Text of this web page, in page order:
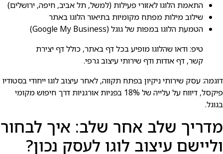
התאמת הלוגו לאזורי פעילות (למשל, תל אביב, חיפה, ירושלים)
שילוב מילות מפתח מקומיות בתיאור הלוגו באתר
הטמעת הלוגו במפות של גוגל (Google My Business)
טיפ: ודאו שהלוגו מופיע בכל דף באתר, כולל דף יצירת
קשר, דף אודות ודף שירותי עיצוב גרפי.
דוגמה: עסק שירותי ניקיון בפתח תקווה, לאחר עיצוב לוגו ייחודי בסטודיו
פיקסל, דיווח על עלייה של 18% בפניות אורגניות דרך חיפוש מקומי
בגוגל.
מדריך שלב אחר שלב: איך לבחור
וליישם עיצוב לוגו לעסק נכון?